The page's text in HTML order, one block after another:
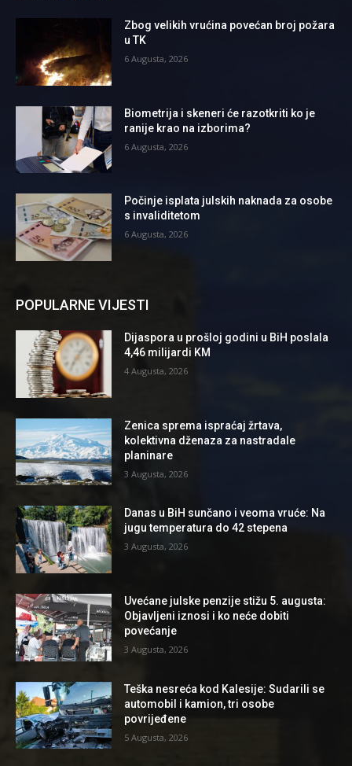
Zbog velikih vrućina povećan broj požara
u TK
6 Augusta, 2026
Biometrija i skeneri će razotkriti ko je
ranije krao na izborima?
6 Augusta, 2026
Počinje isplata julskih naknada za osobe
s invaliditetom
6 Augusta, 2026
POPULARNE VIJESTI
Dijaspora u prošloj godini u BiH poslala
4,46 milijardi KM
4 Augusta, 2026
Zenica sprema ispraćaj žrtava,
kolektivna dženaza za nastradale
planinare
3 Augusta, 2026
Danas u BiH sunčano i veoma vruće: Na
jugu temperatura do 42 stepena
3 Augusta, 2026
Uvećane julske penzije stižu 5. augusta:
Objavljeni iznosi i ko neće dobiti
povećanje
3 Augusta, 2026
Teška nesreća kod Kalesije: Sudarili se
automobil i kamion, tri osobe
povrijeđene
5 Augusta, 2026